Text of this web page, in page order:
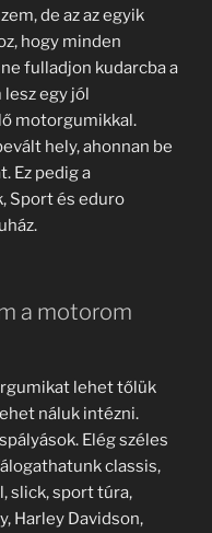
de az az egyik
hogy minden
fulladjon kudarcba a
egy jól
motorgumikkal.
hely, ahonnan be
Ez pedig a
Sport és eduro
a motorom
lehet tőlük
náluk intézni.
Elég széles
classis,
slick, sport túra,
Harley Davidson,